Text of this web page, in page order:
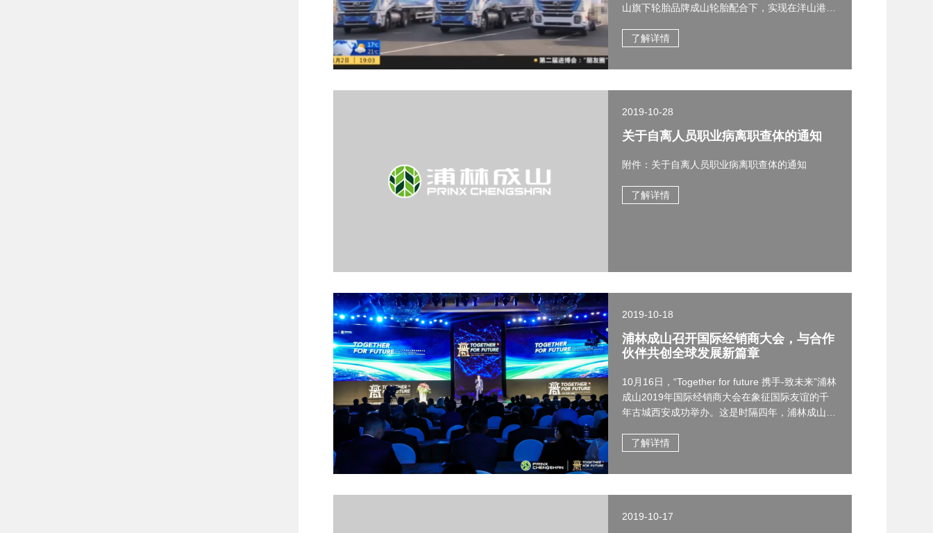
山旗下轮胎品牌成山轮胎配合下，实现在洋山港物
运，这是国际上首次实现5G+自动驾驶重卡商业化
了解详情
2019-10-28
关于自离人员职业病离职查体的通知
附件：关于自离人员职业病离职查体的通知
了解详情
2019-10-18
浦林成山召开国际经销商大会，与合作
伙伴共创全球发展新篇章
10月16日，“Together for future 携手-致未来”浦林
成山2019年国际经销商大会在象征国际友谊的千
年古城西安成功举办。这是时隔四年，浦林成山和
了解详情
2019-10-17